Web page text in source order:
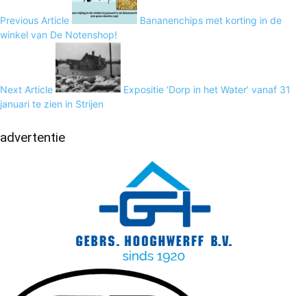
Previous Article
Bananenchips met korting in de
winkel van De Notenshop!
Next Article
Expositie ‘Dorp in het Water’ vanaf 31
januari te zien in Strijen
advertentie